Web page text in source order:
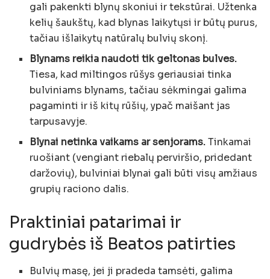
gali pakenkti blynų skoniui ir tekstūrai. Užtenka
kelių šaukštų, kad blynas laikytųsi ir būtų purus,
tačiau išlaikytų natūralų bulvių skonį.
Blynams reikia naudoti tik geltonas bulves.
Tiesa, kad miltingos rūšys geriausiai tinka
bulviniams blynams, tačiau sėkmingai galima
pagaminti ir iš kitų rūšių, ypač maišant jas
tarpusavyje.
Blynai netinka vaikams ar senjorams.Tinkamai
ruošiant (vengiant riebalų perviršio, pridedant
daržovių), bulviniai blynai gali būti visų amžiaus
grupių raciono dalis.
Praktiniai patarimai ir
gudrybės iš Beatos patirties
Bulvių masę, jei ji pradeda tamsėti, galima